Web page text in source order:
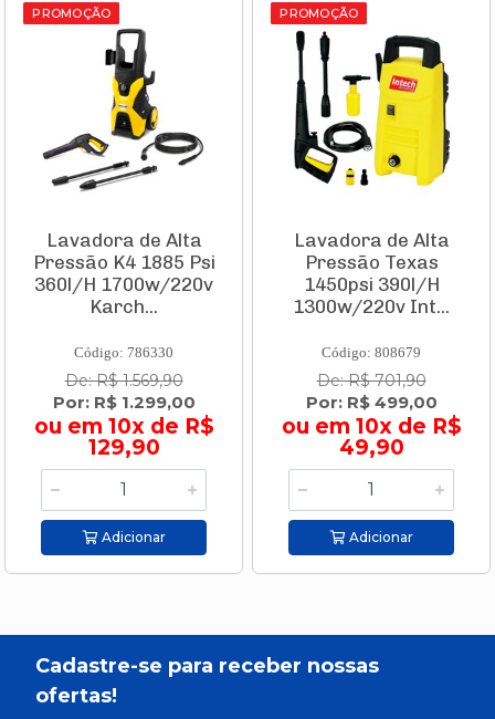
PROMOÇÃO
Lavadora de Alta
Pressão K4 1885 Psi
360l/H 1700w/220v
Karch...
Código: 786330
De: R$ 1.569,90
Por: R$ 1.299,00
ou em 10x de R$
129,90
Adicionar
PROMOÇÃO
Lavadora de Alta
Pressão Texas
1450psi 390l/H
1300w/220v Int...
Código: 808679
De: R$ 701,90
Por: R$ 499,00
ou em 10x de R$
49,90
Adicionar
Cadastre-se para receber nossas
ofertas!